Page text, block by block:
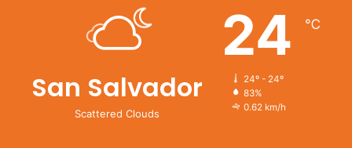
San Salvador
Scattered Clouds
24 ℃
24º - 24º
83%
0.62 km/h